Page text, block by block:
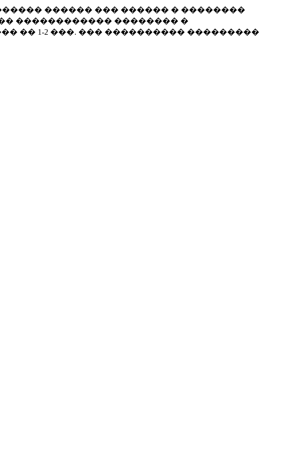
������ ��� ������ � ��������
������������ �������� �
�� 1-2 ���. ��� ���������� ���������